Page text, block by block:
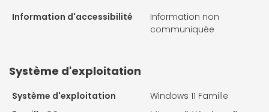
Information d'accessibilité
Information non
communiquée
Système d'exploitation
Système d'exploitation
Windows 11 Famille